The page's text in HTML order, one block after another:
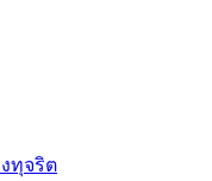
งทุจริต